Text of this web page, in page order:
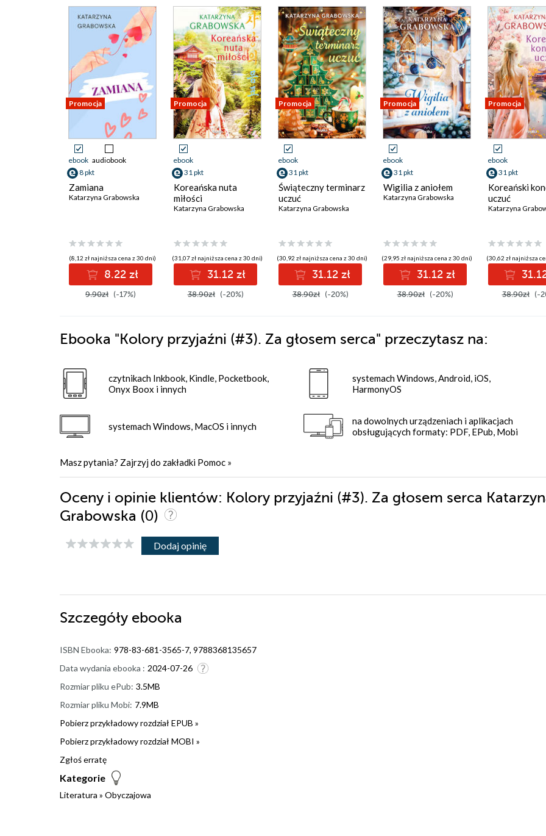
Promocja
ebook audiobook
8 pkt
Zamiana
Katarzyna Grabowska
(8,12 zł najniższa cena z 30 dni)
8.22 zł
9.90zł (-17%)
Promocja
ebook
31 pkt
Koreańska nuta
miłości
Katarzyna Grabowska
(31,07 zł najniższa cena z 30 dni)
31.12 zł
38.90zł (-20%)
Promocja
ebook
31 pkt
Świąteczny terminarz
uczuć
Katarzyna Grabowska
(30,92 zł najniższa cena z 30 dni)
31.12 zł
38.90zł (-20%)
Promocja
ebook
31 pkt
Wigilia z aniołem
Katarzyna Grabowska
(29,95 zł najniższa cena z 30 dni)
31.12 zł
38.90zł (-20%)
Promocja
ebook
31 pkt
Koreański
uczuć
Katarzyna
(30,62 zł najniższa
38.90zł (-
Ebooka "Kolory przyjaźni (#3). Za głosem serca" przeczytasz na:
czytnikach Inkbook, Kindle, Pocketbook,
Onyx Boox i innych
systemach Windows, MacOS i innych
systemach Windows, Android, iOS,
HarmonyOS
na dowolnych urządzeniach i aplikacjach
obsługujących formaty: PDF, EPub, Mobi
Masz pytania? Zajrzyj do zakładki Pomoc »
Oceny i opinie klientów: Kolory przyjaźni (#3). Za głosem serca
Grabowska (0)
Dodaj opinię
Szczegóły ebooka
ISBN Ebooka: 978-83-681-3565-7, 9788368135657
Data wydania ebooka : 2024-07-26
Rozmiar pliku ePub: 3.5MB
Rozmiar pliku Mobi: 7.9MB
Pobierz przykładowy rozdział EPUB »
Pobierz przykładowy rozdział MOBI »
Zgłoś erratę
Kategorie
Literatura » Obyczajowa